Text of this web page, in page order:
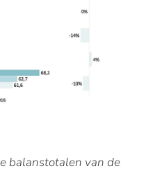
balanstotalen van de